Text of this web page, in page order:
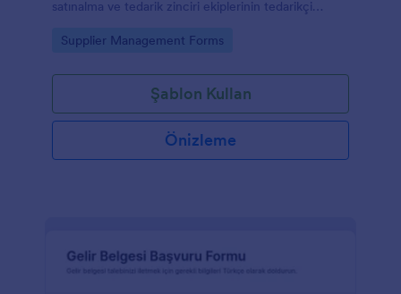
satınalma ve tedarik zinciri ekiplerinin tedarikçi
yardımcı olur.
Go to Category:
Supplier Management Forms
Şablon Kullan
Önizleme